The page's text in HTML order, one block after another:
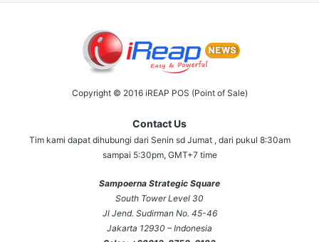
Copyright © 2016 iREAP POS (Point of Sale)
Contact Us
Tim kami dapat dihubungi dari Senin sd Jumat , dari pukul 8:30am
sampai 5:30pm, GMT+7 time
Sampoerna Strategic Square
South Tower Level 30
Jl Jend. Sudirman No. 45-46
Jakarta 12930 – Indonesia